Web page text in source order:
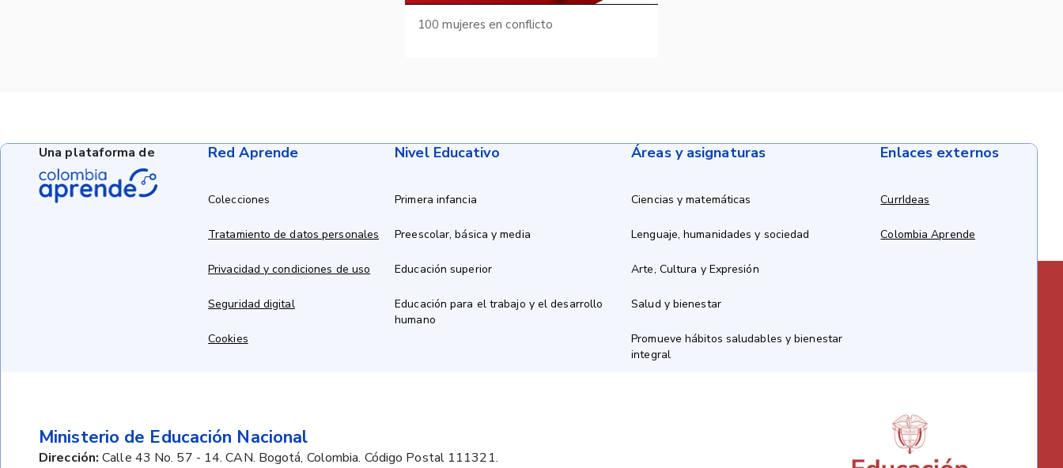
100 mujeres en conflicto
Red Aprende
Colecciones
Tratamiento de datos personales
Privacidad y condiciones de uso
Seguridad digital
Cookies
Nivel Educativo
Primera infancia
Preescolar, básica y media
Educación superior
Educación para el trabajo y el desarrollo
humano
Áreas y asignaturas
Ciencias y matemáticas
Lenguaje, humanidades y sociedad
Arte, Cultura y Expresión
Salud y bienestar
Promueve hábitos saludables y bienestar
integral
Enlaces externos
CurrIdeas
Colombia Aprende
Ministerio de Educación Nacional
Dirección: Calle 43 No. 57 - 14. CAN. Bogotá, Colombia. Código Postal 111321.
Una plataforma de